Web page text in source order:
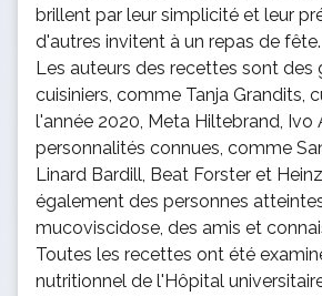
brillent par leur simplicité et leur
d'autres invitent à un repas de fête.
Les auteurs des recettes sont des
cuisiniers, comme Tanja Grandits,
l'année 2020, Meta Hiltebrand, Ivo
personnalités connues, comme
Linard Bardill, Beat Forster et
également des personnes
mucoviscidose, des amis et
Toutes les recettes ont été
nutritionnel de l'Hôpital